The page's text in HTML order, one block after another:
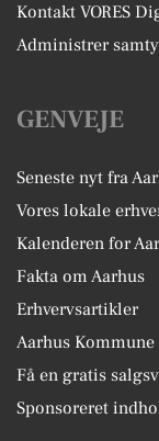
Kontakt VORES
Administrer
GENVEJE
Seneste nyt fra
Vores lokale
Kalenderen for
Fakta om Aarhus
Erhvervsartikler
Aarhus Kommune
Få en gratis
Sponsoreret